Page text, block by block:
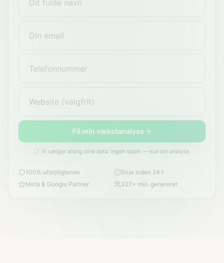
Få min vækstanalyse
Vi sælger aldrig dine data. Ingen spam — kun din analyse.
100% uforpligtende
Svar inden 24 t
Meta & Google Partner
327+ mio. genereret